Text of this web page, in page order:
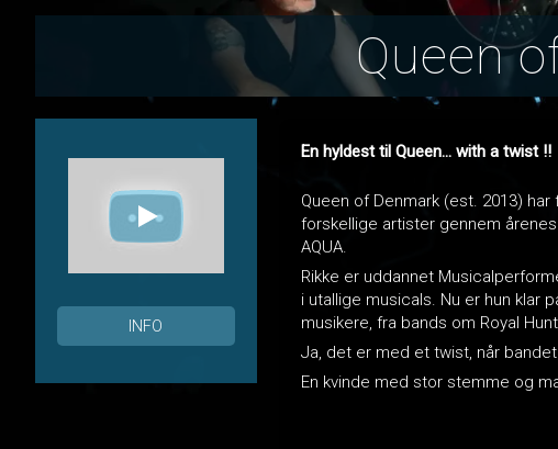
Queen
En hyldest til Queen... with a twist !!
Queen of Denmark (est. 2013)
forskellige artister gennem
AQUA.
Rikke er uddannet
i utallige musicals. Nu er hun klar
musikere, fra bands om Royal
Ja, det er med et twist, når
En kvinde med stor stemme og
INFO